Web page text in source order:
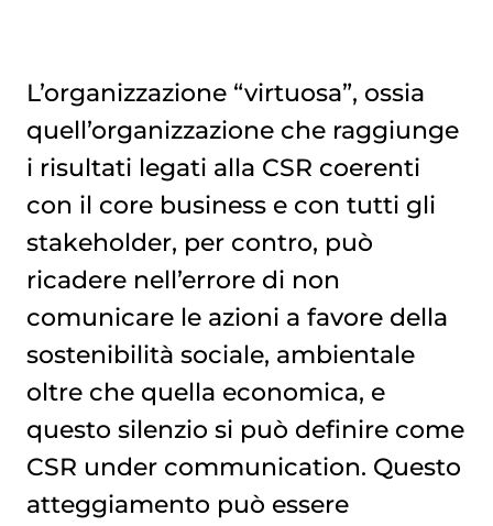
L’organizzazione “virtuosa”, ossia
quell’organizzazione che raggiunge
i risultati legati alla CSR coerenti
con il core business e con tutti gli
stakeholder, per contro, può
ricadere nell’errore di non
comunicare le azioni a favore della
sostenibilità sociale, ambientale
oltre che quella economica, e
questo silenzio si può definire come
CSR under communication. Questo
atteggiamento può essere